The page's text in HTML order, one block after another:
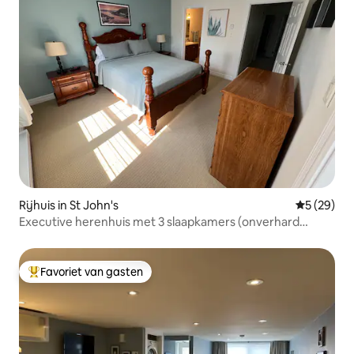
Rijhuis in St John's
5 (29)
Executive herenhuis met 3 slaapkamers (onverhard
Topfavoriet van gasten
Favoriet van gasten